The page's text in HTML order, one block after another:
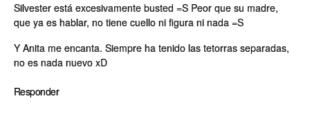
Silvester está excesivamente busted =S Peor que su madre,
que ya es hablar, no tiene cuello ni figura ni nada =S
Y Anita me encanta. Siempre ha tenido las tetorras separadas,
no es nada nuevo xD
Responder